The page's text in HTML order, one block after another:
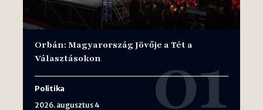
Orbán: Magyarország Jövője a Tét a
Választásokon
Politika
2026. augusztus 4